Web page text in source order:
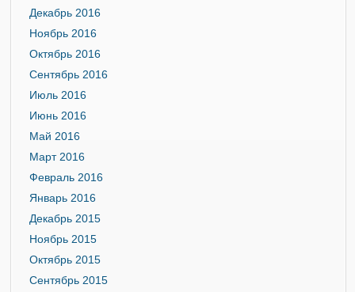
Декабрь 2016
Ноябрь 2016
Октябрь 2016
Сентябрь 2016
Июль 2016
Июнь 2016
Май 2016
Март 2016
Февраль 2016
Январь 2016
Декабрь 2015
Ноябрь 2015
Октябрь 2015
Сентябрь 2015